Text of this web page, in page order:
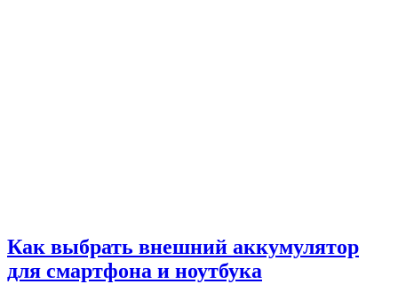
Как выбрать внешний аккумулятор
для смартфона и ноутбука